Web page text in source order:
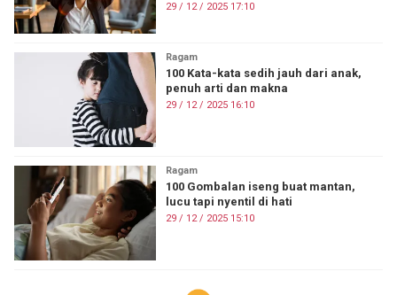
29 / 12 / 2025 17:10
Ragam
100 Kata-kata sedih jauh dari anak,
penuh arti dan makna
29 / 12 / 2025 16:10
Ragam
100 Gombalan iseng buat mantan,
lucu tapi nyentil di hati
29 / 12 / 2025 15:10